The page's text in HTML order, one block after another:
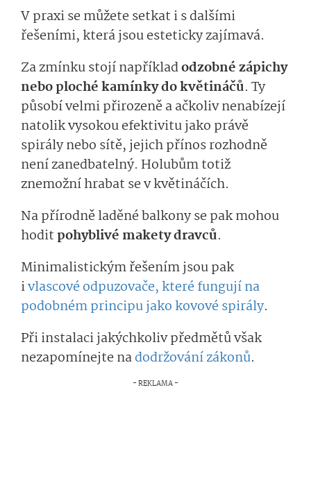
V praxi se můžete setkat i s dalšími
řešeními, která jsou esteticky zajímavá.
Za zmínku stojí napříkladodzobné zápichy
nebo ploché kamínky do květináčů. Ty
působí velmi přirozeně a ačkoliv nenabízejí
natolik vysokou efektivitu jako právě
spirály nebo sítě, jejich přínos rozhodně
není zanedbatelný. Holubům totiž
znemožní hrabat se v květináčích.
Na přírodně laděné balkony se pak mohou
hodit pohyblivé makety dravců.
Minimalistickým řešením jsou pak
ivlascové odpuzovače, které fungují na
podobném principu jako kovové spirály.
Při instalaci jakýchkoliv předmětů však
nezapomínejte nadodržování zákonů.